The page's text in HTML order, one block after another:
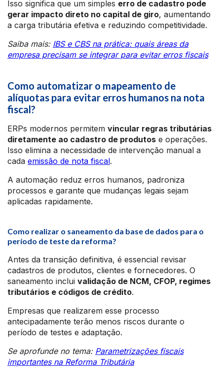
Isso significa que um simples erro de cadastro pode
gerar impacto direto no capital de giro, aumentando
a carga tributária efetiva e reduzindo competitividade.
Saiba mais: IBS e CBS na prática: quais áreas da
empresa precisam se integrar para evitar erros fiscais
Como automatizar o mapeamento de
alíquotas para evitar erros humanos na nota
fiscal?
ERPs modernos permitem vincular regras tributárias
diretamente ao cadastro de produtos e operações.
Isso elimina a necessidade de intervenção manual a
cada emissão de nota fiscal.
A automação reduz erros humanos, padroniza
processos e garante que mudanças legais sejam
aplicadas rapidamente.
Como realizar o saneamento da base de dados para o
período de teste da reforma?
Antes da transição definitiva, é essencial revisar
cadastros de produtos, clientes e fornecedores. O
saneamento inclui validação de NCM, CFOP, regimes
tributários e códigos de crédito.
Empresas que realizarem esse processo
antecipadamente terão menos riscos durante o
período de testes e adaptação.
Se aprofunde no tema: Parametrizações fiscais
importantes na Reforma Tributária